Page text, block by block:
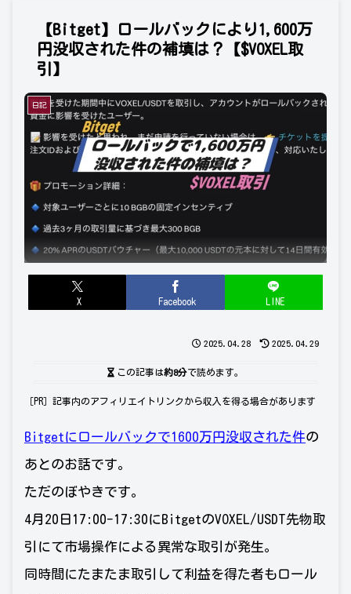
【Bitget】ロールバックにより1,600万
円没収された件の補填は？【$VOXEL取
引】
日記
X Facebook LINE
2025.04.28 2025.04.29
この記事は約8分で読めます。
［PR］記事内のアフィリエイトリンクから収入を得る場合があります
Bitgetにロールバックで1600万円没収された件の
あとのお話です。
ただのぼやきです。
4月20日17:00-17:30にBitgetのVOXEL/USDT先物取
引にて市場操作による異常な取引が発生。
同時間にたまたま取引して利益を得た者もロール